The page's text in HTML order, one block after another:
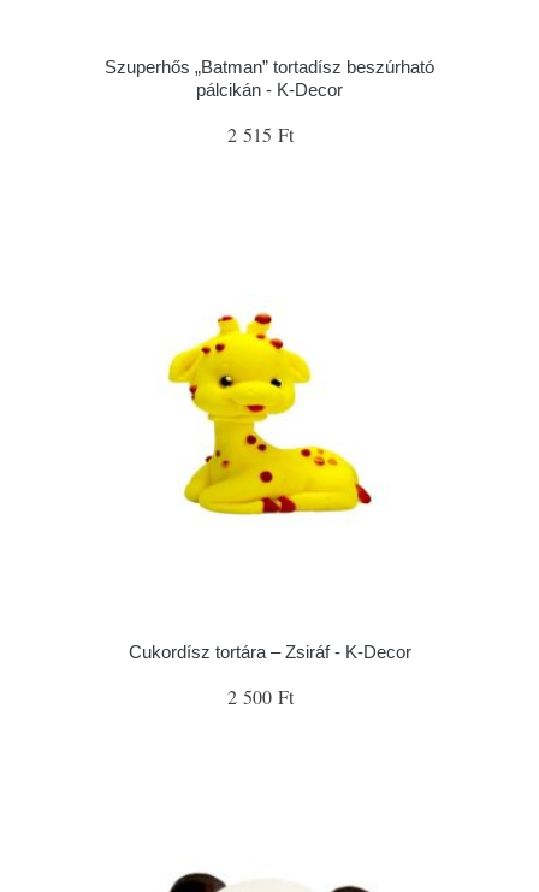
Szuperhős „Batman” tortadísz beszúrható
pálcikán - K-Decor
2 515 Ft
Cukordísz tortára – Zsiráf - K-Decor
2 500 Ft